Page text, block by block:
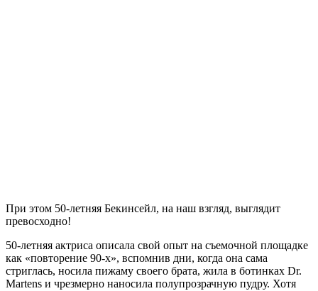
При этом 50-летняя Бекинсейл, на наш взгляд, выглядит
превосходно!
50-летняя актриса описала свой опыт на съемочной площадке
как «повторение 90-х», вспомнив дни, когда она сама
стриглась, носила пижаму своего брата, жила в ботинках Dr.
Martens и чрезмерно наносила полупрозрачную пудру. Хотя